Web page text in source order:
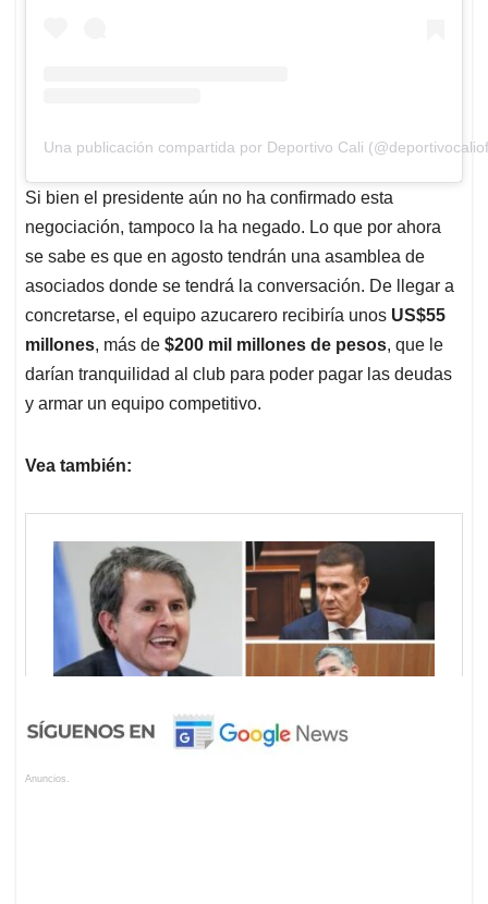
Una publicación compartida por Deportivo Cali
Si bien el presidente aún no ha confirmado esta
negociación, tampoco la ha negado. Lo que por ahora
se sabe es que en agosto tendrán una asamblea de
asociados donde se tendrá la conversación. De llegar a
concretarse, el equipo azucarero recibiría unos US$55
millones, más de $200 mil millones de pesos, que le
darían tranquilidad al club para poder pagar las deudas
y armar un equipo competitivo.
Vea también:
Anuncios.